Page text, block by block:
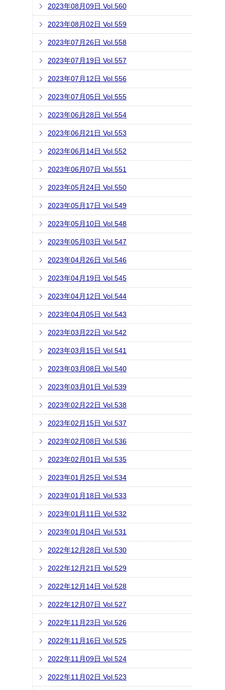
2023年08月09日 Vol.560
2023年08月02日 Vol.559
2023年07月26日 Vol.558
2023年07月19日 Vol.557
2023年07月12日 Vol.556
2023年07月05日 Vol.555
2023年06月28日 Vol.554
2023年06月21日 Vol.553
2023年06月14日 Vol.552
2023年06月07日 Vol.551
2023年05月24日 Vol.550
2023年05月17日 Vol.549
2023年05月10日 Vol.548
2023年05月03日 Vol.547
2023年04月26日 Vol.546
2023年04月19日 Vol.545
2023年04月12日 Vol.544
2023年04月05日 Vol.543
2023年03月22日 Vol.542
2023年03月15日 Vol.541
2023年03月08日 Vol.540
2023年03月01日 Vol.539
2023年02月22日 Vol.538
2023年02月15日 Vol.537
2023年02月08日 Vol.536
2023年02月01日 Vol.535
2023年01月25日 Vol.534
2023年01月18日 Vol.533
2023年01月11日 Vol.532
2023年01月04日 Vol.531
2022年12月28日 Vol.530
2022年12月21日 Vol.529
2022年12月14日 Vol.528
2022年12月07日 Vol.527
2022年11月23日 Vol.526
2022年11月16日 Vol.525
2022年11月09日 Vol.524
2022年11月02日 Vol.523